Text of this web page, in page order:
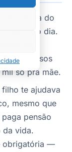
perda do
dele todo dia.
de
Em casos
só pra mãe.
te ajudava
mesmo que
pensão
da vida.
obrigatória —